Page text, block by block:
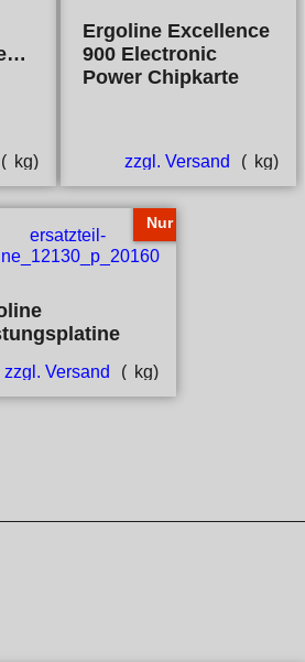
kg
Ergoline Excellence
900 Electronic
Power Chipkarte
zzgl. Versand kg
Nur
zzgl. Versand kg